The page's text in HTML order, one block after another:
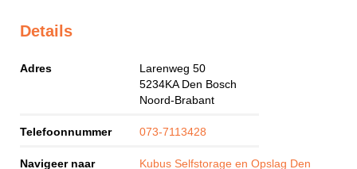
Details
Adres
Larenweg 50
5234KA Den Bosch
Noord-Brabant
Telefoonnummer 073-7113428
Navigeer naar
Kubus Selfstorage en Opslag Den